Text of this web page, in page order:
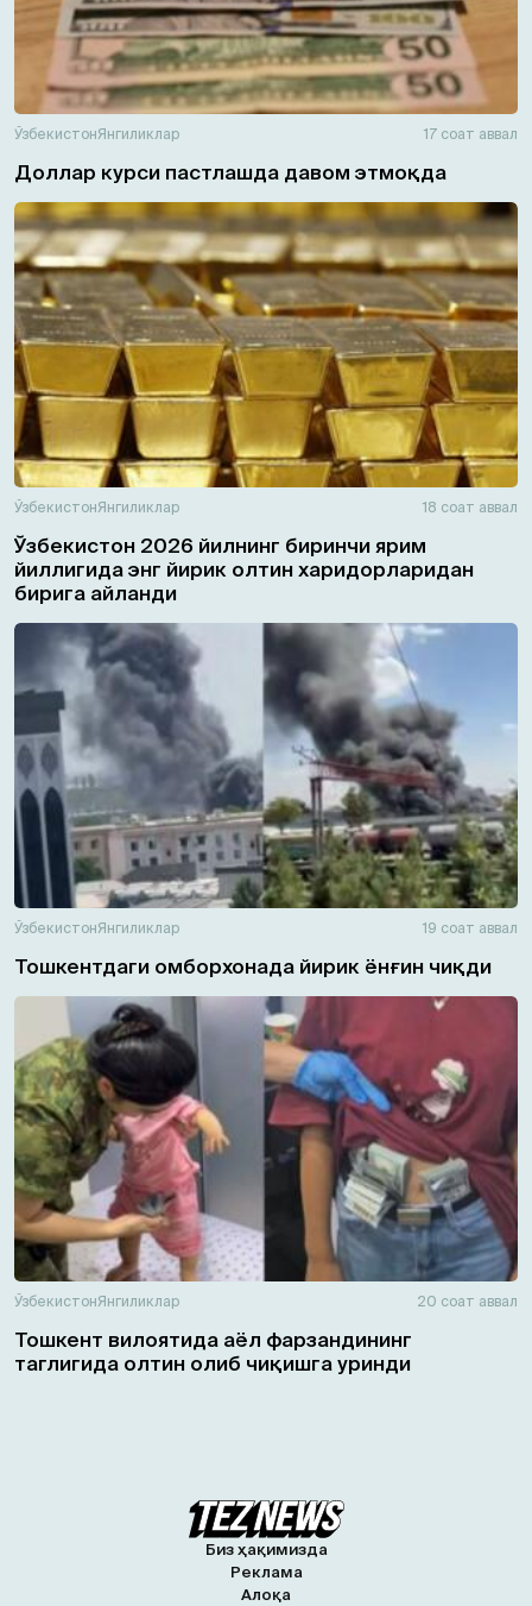
ЎзбекистонЯнгиликлар 17 соат аввал
Доллар курси пастлашда давом этмоқда
ЎзбекистонЯнгиликлар 18 соат аввал
Ўзбекистон 2026 йилнинг биринчи ярим
йиллигида энг йирик олтин харидорларидан
бирига айланди
ЎзбекистонЯнгиликлар 19 соат аввал
Тошкентдаги омборхонада йирик ёнғин чиқди
ЎзбекистонЯнгиликлар 20 соат аввал
Тошкент вилоятида аёл фарзандининг
таглигида олтин олиб чиқишга уринди
Биз ҳақимизда
Реклама
Алоқа